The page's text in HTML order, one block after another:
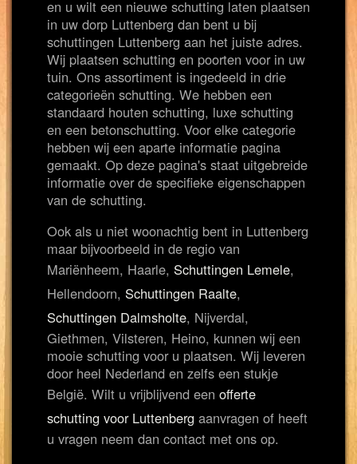
en u wilt een nieuwe schutting laten plaatsen
in uw dorp Luttenberg dan bent u bij
schuttingen Luttenberg aan het juiste adres.
Wij plaatsen schutting en poorten voor in uw
tuin. Ons assortiment is ingedeeld in drie
categorieën schutting. We hebben een
standaard houten schutting, luxe schutting
en een betonschutting. Voor elke categorie
hebben wij een aparte informatie pagina
gemaakt. Op deze pagina's staat uitgebreide
informatie over de specifieke eigenschappen
van de schutting.
Ook als u niet woonachtig bent in Luttenberg
maar bijvoorbeeld in de regio van
Mariënheem, Haarle, Schuttingen Lemele,
Hellendoorn, Schuttingen Raalte,
Schuttingen Dalmsholte, Nijverdal,
Giethmen, Vilsteren, Heino, kunnen wij een
mooie schutting voor u plaatsen. Wij leveren
door heel Nederland en zelfs een stukje
België. Wilt u vrijblijvend een offerte
schutting voor Luttenberg aanvragen of heeft
u vragen neem dan contact met ons op.